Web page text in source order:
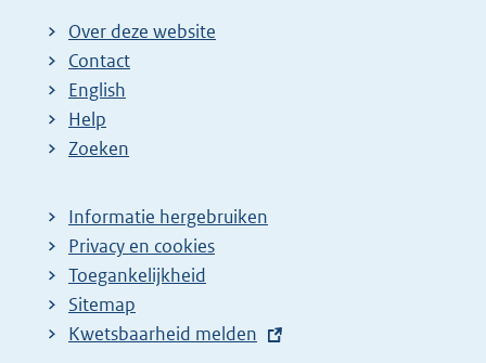
Over deze website
Contact
English
Help
Zoeken
Informatie hergebruiken
Privacy en cookies
Toegankelijkheid
Sitemap
E
Kwetsbaarheid melden